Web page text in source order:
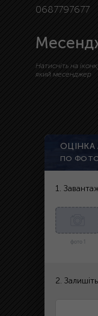
0687797677
Натисніть на
який месенджер
ОЦІНКА
ПО
1.
фото 1
2.